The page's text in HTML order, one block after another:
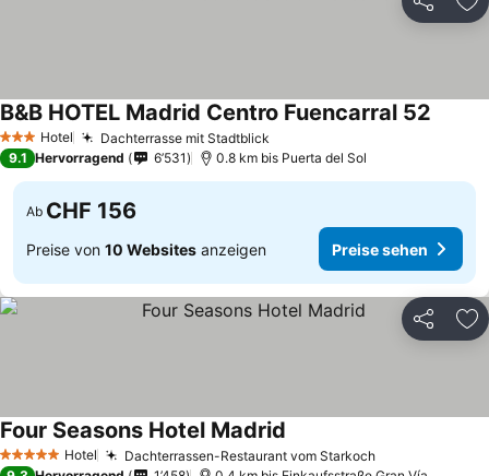
Teilen
3 SterneHotel Dachterrasse mit Stadtblick
B&B HOTEL Madrid Centro Fuencarral 52
9.1 Hervorragend 6’531 0.8 km bis Puerta del Sol
Ab CHF 156
Preise von 10 Websites anzeigen Preise sehen
Teilen
5 Sterne Hotel Dachterrassen-Restaurant vom StarkochPreise sehen
Four Seasons Hotel Madrid